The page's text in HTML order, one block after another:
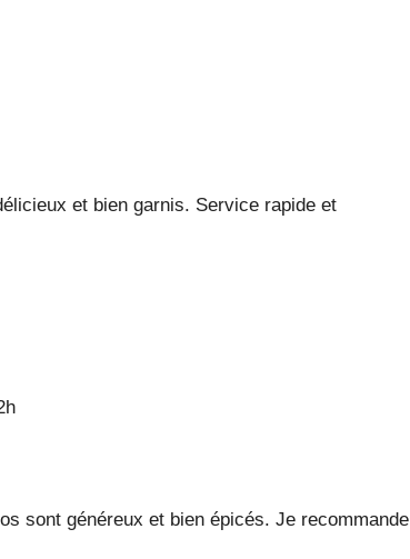
et bien garnis. Service rapide et
sont généreux et bien épicés. Je recommande